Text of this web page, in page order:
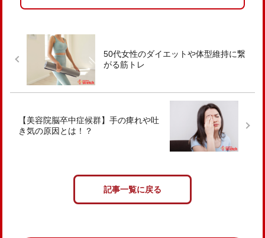
50代女性のダイエットや体型維持に繋
がる筋トレ
【美容院脳卒中症候群】手の痺れや吐
き気の原因とは！？
記事一覧に戻る